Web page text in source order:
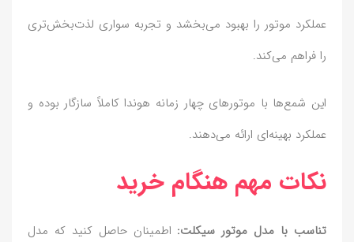
عملکرد موتور را بهبود می‌بخشد و تجربه سواری لذت‌بخش‌تری
را فراهم می‌کند.
این شمع‌ها با موتورهای چهار زمانه هوندا کاملاً سازگار بوده و
عملکرد بهینه‌ای ارائه می‌دهند.
نکات مهم هنگام خرید
تناسب با مدل موتور سیکلت: اطمینان حاصل کنید که مدل